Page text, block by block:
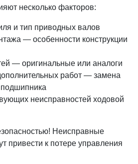
несколько факторов:
и тип приводных валов
— особенности конструкции
— оригинальные или аналоги
работ — замена
подшипника
неисправностей ходовой
Неисправные
привести к потере управления